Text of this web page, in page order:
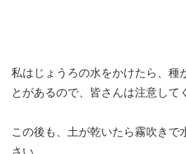
私はじょうろの水をかけたら、種
とがあるので、皆さんは注意して
この後も、土が乾いたら霧吹きで